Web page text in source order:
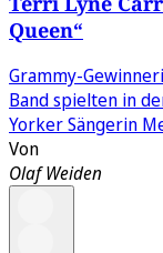
Queen“
Grammy-
Band spielten in
Yorker Sängerin
Von
Olaf Weiden